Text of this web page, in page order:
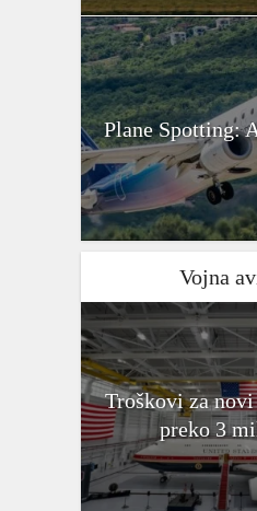
Plane Spotting:
Vojna
Troškovi za
preko 3